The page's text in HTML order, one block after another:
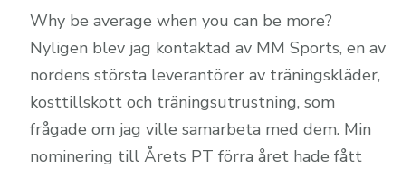
Why be average when you can be more?
Nyligen blev jag kontaktad av MM Sports, en av
nordens största leverantörer av träningskläder,
kosttillskott och träningsutrustning, som
frågade om jag ville samarbeta med dem. Min
nominering till Årets PT förra året hade fått